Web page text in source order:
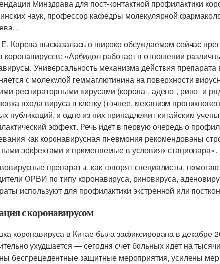
Минздрава для пост-контактной профилактики
наук, профессор кафедры молекулярной
.
Карева высказалась о широко обсуждаемом сейчас
коронавирусов: «Арбидол работает в отношении
Универсальность механизма действия препарата
с молекулой геммаглютинина на поверхности
респираторными вирусами (корона-, адено-, рино- и
входа вируса в клетку (точнее, механизм
публикаций, и одно из них принадлежит китайским
эффект. Речь идет в первую очередь о
как коронавирусная пневмония рекомендованы
эффектами и применяемые в условиях стационара».
препараты, как говорят специалисты,
ОРВИ по типу коронавируса, риновируса,
используют для профилактики экстренной или
с коронавирусом
коронавируса в Китае была зафиксирована в декабре
ухудшается — сегодня счет больных идет на
беспрецедентные защитные мероприятия, усилены